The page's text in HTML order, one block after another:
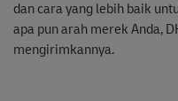
dan cara yang lebih baik
apa pun arah merek Anda,
mengirimkannya.